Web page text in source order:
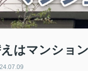
はマンショ